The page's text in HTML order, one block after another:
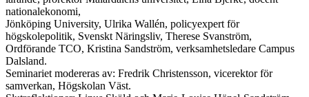
nationalekonomi,
Jönköping University, Ulrika Wallén, policyexpert för
högskolepolitik, Svenskt Näringsliv, Therese Svanström,
Ordförande TCO, Kristina Sandström, verksamhetsledare Campus
Dalsland.
Seminariet modereras av: Fredrik Christensson, vicerektor för
samverkan, Högskolan Väst.